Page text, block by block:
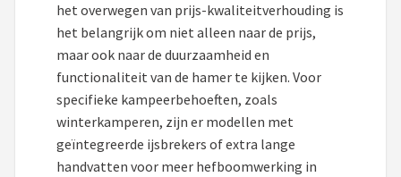
het overwegen van prijs-kwaliteitverhouding is
het belangrijk om niet alleen naar de prijs,
maar ook naar de duurzaamheid en
functionaliteit van de hamer te kijken. Voor
specifieke kampeerbehoeften, zoals
winterkamperen, zijn er modellen met
geïntegreerde ijsbrekers of extra lange
handvatten voor meer hefboomwerking in